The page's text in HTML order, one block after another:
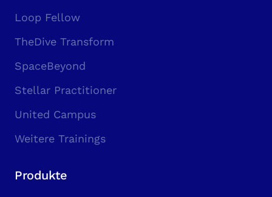
Loop Fellow
TheDive Transform
SpaceBeyond
Stellar Practitioner
United Campus
Weitere Trainings
Produkte